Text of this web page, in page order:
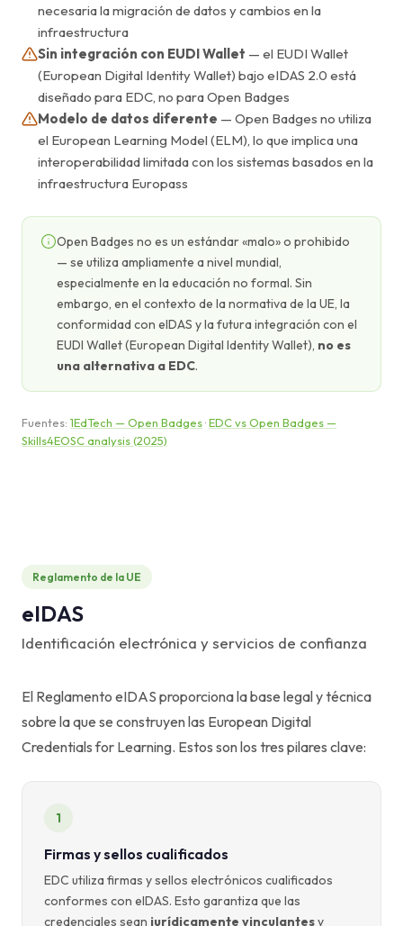
necesaria la migración de datos y cambios en la
infraestructura
Sin integración con EUDI Wallet — el EUDI Wallet
(European Digital Identity Wallet) bajo eIDAS 2.0 está
diseñado para EDC, no para Open Badges
Modelo de datos diferente — Open Badges no utiliza
el European Learning Model (ELM), lo que implica una
interoperabilidad limitada con los sistemas basados en la
infraestructura Europass
Open Badges no es un estándar «malo» o prohibido
— se utiliza ampliamente a nivel mundial,
especialmente en la educación no formal. Sin
embargo, en el contexto de la normativa de la UE, la
conformidad con eIDAS y la futura integración con el
EUDI Wallet (European Digital Identity Wallet), no es
una alternativa a EDC.
Fuentes: 1EdTech — Open Badges·EDC vs Open Badges —
Skills4EOSC analysis (2025)
Reglamento de la UE
eIDAS
Identificación electrónica y servicios de confianza
El Reglamento eIDAS proporciona la base legal y técnica
sobre la que se construyen las European Digital
Credentials for Learning. Estos son los tres pilares clave:
1
Firmas y sellos cualificados
EDC utiliza firmas y sellos electrónicos cualificados
conformes con eIDAS. Esto garantiza que las
credenciales sean jurídicamente vinculantesy